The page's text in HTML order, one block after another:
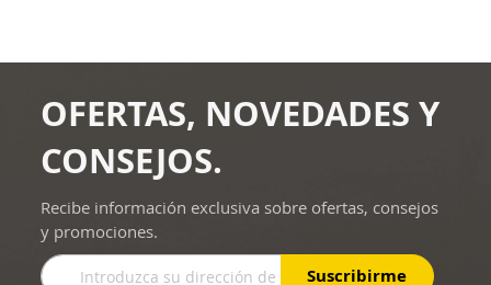
OFERTAS, NOVEDADES Y
CONSEJOS.
Recibe información exclusiva sobre ofertas, consejos
y promociones.
Inscríbase
Suscribirme